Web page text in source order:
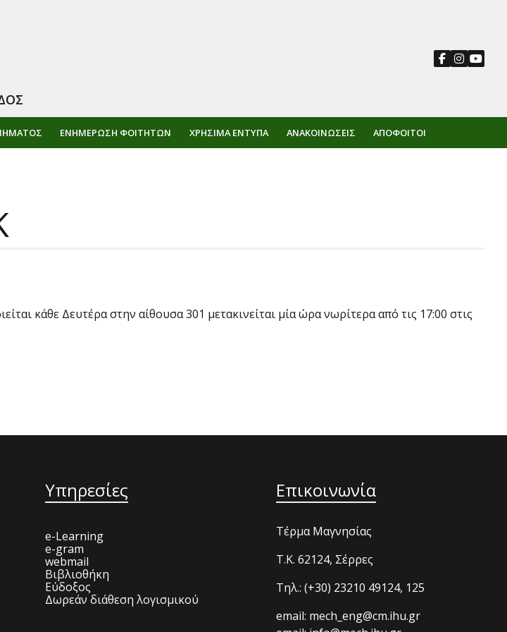
ΕΝΗΜΈΡΩΣΗ ΦΟΙΤΗΤΏΝ ΧΡΉΣΙΜΑ ΈΝΤΥΠΑ ΑΝΑΚΟΙΝΏΣΕΙΣ ΑΠΌΦΟΙΤΟΙ
κάθε Δευτέρα στην αίθουσα 301 μετακινείται μία ώρα νωρίτερα από τις 17:00 στις
Υπηρεσίες
e-Learning
e-gram
webmail
Βιβλιοθήκη
Εύδοξος
Δωρεάν διάθεση λογισμικού
Επικοινωνία
Τέρμα Μαγνησίας
T.K. 62124, Σέρρες
Τηλ.: (+30) 23210 49124, 125
email: mech_eng@cm.ihu.gr